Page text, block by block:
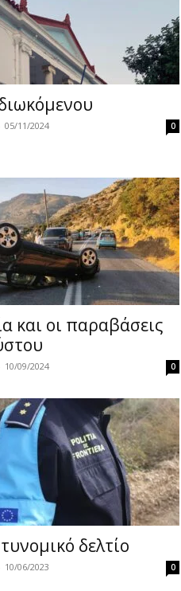
05/11/2024 0
και οι παραβάσεις
10/09/2024 0
δελτίο
10/06/2023 0